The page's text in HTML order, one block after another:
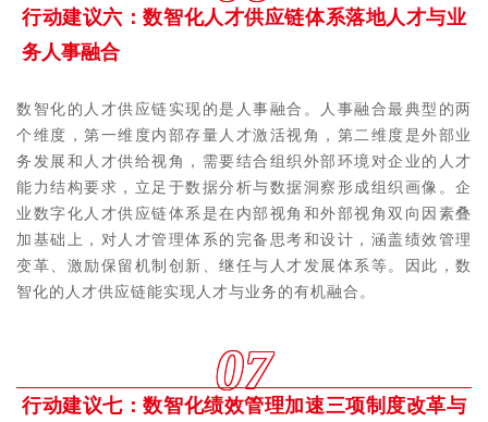
行动建议六：数智化人才供应链体系落地人才与业
务人事融合
数智化的人才供应链实现的是人事融合。人事融合最典型的两
个维度，第一维度内部存量人才激活视角，第二维度是外部业
务发展和人才供给视角，需要结合组织外部环境对企业的人才
能力结构要求，立足于数据分析与数据洞察形成组织画像。企
业数字化人才供应链体系是在内部视角和外部视角双向因素叠
加基础上，对人才管理体系的完备思考和设计，涵盖绩效管理
变革、激励保留机制创新、继任与人才发展体系等。因此，数
智化的人才供应链能实现人才与业务的有机融合。
07
行动建议七：数智化绩效管理加速三项制度改革与